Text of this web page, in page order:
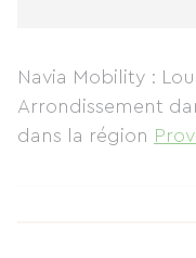
Navia Mobility :
Arrondissement
dans la région